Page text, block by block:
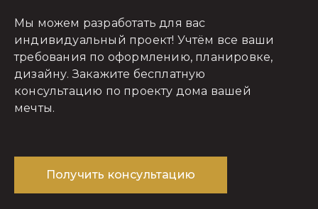
Мы можем разработать для вас
индивидуальный проект! Учтём все ваши
требования по оформлению, планировке,
дизайну. Закажите бесплатную
консультацию по проекту дома вашей
мечты.
Получить консультацию